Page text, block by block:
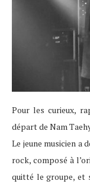
Pour les curieux,
départ de Nam
Le jeune musicien a
rock, composé à
quitté le groupe, et